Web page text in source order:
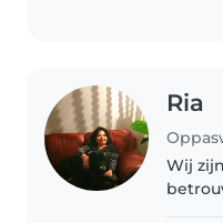
Ria
Wij